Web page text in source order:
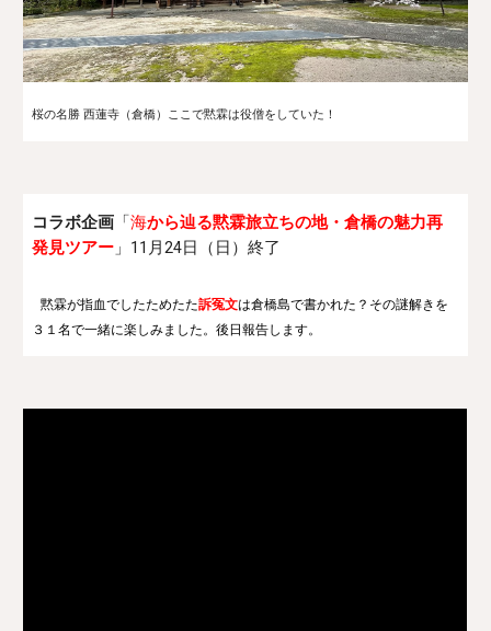
桜の名勝 西蓮寺（倉橋） ここで黙霖は役僧をしていた！
コラボ企画 「海から辿る黙霖旅立ちの地・倉橋の魅力再
発見ツアー 」11月24日（日）終了
黙霖が指血でしたためたた訴冤文は倉橋島で書かれた？その謎解きを
３１名で一緒に楽しみました。後日報告します。